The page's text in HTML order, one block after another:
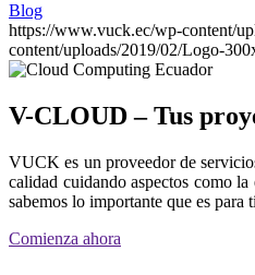
Blog
https://www.vuck.ec/wp-content/
content/uploads/2019/02/Logo-
V-CLOUD – Tus
VUCK es un proveedor de
calidad cuidando aspectos como
sabemos lo importante que es para
Comienza ahora